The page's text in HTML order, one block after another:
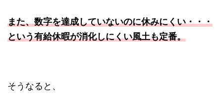
また、数字を達成していないのに休みにくい・・・
という有給休暇が消化しにくい風土も定番。
そうなると、